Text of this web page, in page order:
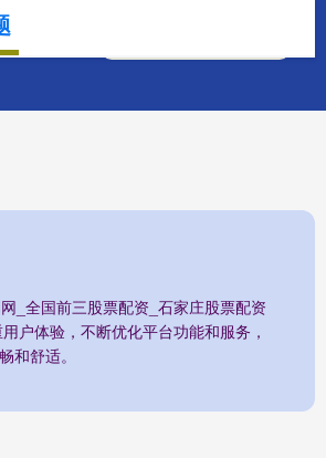
_全国前三股票配资_石家庄股票配资
户体验，不断优化平台功能和服务，
和舒适。